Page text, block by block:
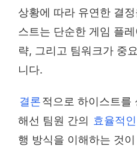
상황에 따라 유연한 결
스트는 단순한 게임 플
략, 그리고 팀워크가 중
니다.
결론적으로 하이스트를
해선 팀원 간의 효율적
행 방식을 이해하는 것